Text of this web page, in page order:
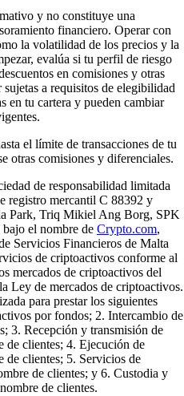
y no constituye una
financiero. Operar con
la volatilidad de los precios y la
evalúa si tu perfil de riesgo
en comisiones y otras
sujetas a requisitos de elegibilidad
en tu cartera y pueden cambiar
el límite de transacciones de tu
otras comisiones y diferenciales.
de responsabilidad limitada
registro mercantil C 88392 y
Park, Triq Mikiel Ang Borg, SPK
el nombre de Crypto.com,
Servicios Financieros de Malta
de criptoactivos conforme al
mercados de criptoactivos del
Ley de mercados de criptoactivos.
para prestar los siguientes
por fondos; 2. Intercambio de
3. Recepción y transmisión de
de clientes; 4. Ejecución de
de clientes; 5. Servicios de
de clientes; y 6. Custodia y
de clientes.